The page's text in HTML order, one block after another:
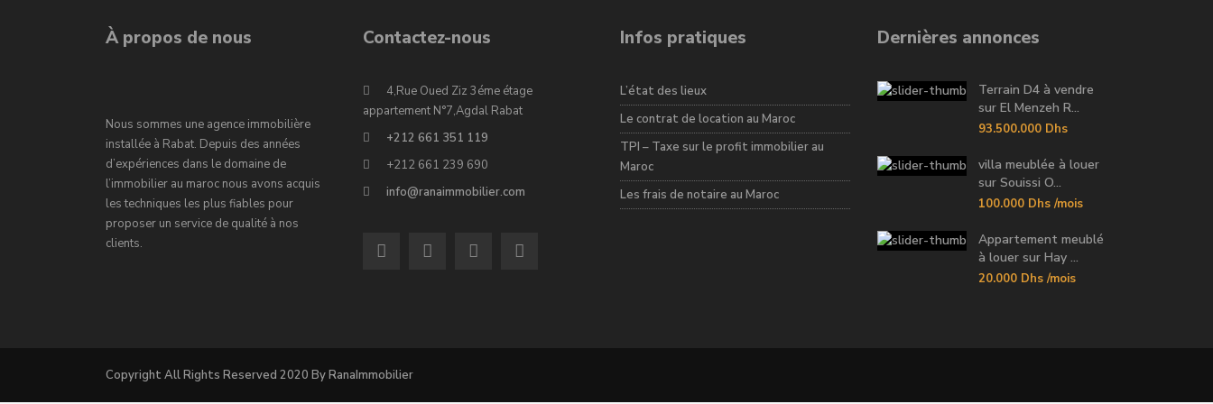
À propos de nous
Nous sommes une agence immobilière
installée à Rabat. Depuis des années
d’expériences dans le domaine de
l’immobilier au maroc nous avons acquis
les techniques les plus fiables pour
proposer un service de qualité à nos
clients.
Contactez-nous
4,Rue Oued Ziz 3éme étage
appartement N°7,Agdal Rabat
+212 661 351 119
+212 661 239 690
info@ranaimmobilier.com
Infos pratiques
L’état des lieux
Le contrat de location au Maroc
TPI – Taxe sur le profit immobilier au
Maroc
Les frais de notaire au Maroc
Dernières annonces
Terrain D4 à vendre
sur El Menzeh R...
93.500.000 Dhs
villa meublée à louer
sur Souissi O...
100.000 Dhs /mois
Appartement meublé
à louer sur Hay ...
20.000 Dhs /mois
Copyright All Rights Reserved 2020 By RanaImmobilier